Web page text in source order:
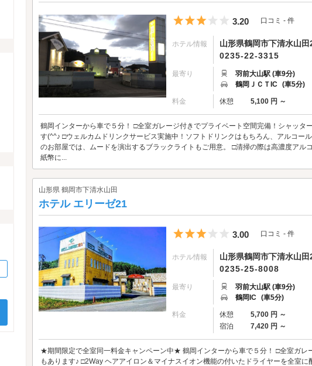
5つ星のうち3
3.20 口コミ - 件
ホテル情報
山形県鶴岡市下清水山
0235-22-3315
最寄り
羽前大山駅 (車9分)
鶴岡ＪＣＴIC (車5分)
料金 休憩 5,100 円 ～
鶴岡インターから車で５分！ □全室ガレージ付きでプライベート空間完備！シャッタ
す(^^♪ □ウェルカムドリンクサービス実施中！ソフトドリンクはもちろん、アルコー
のお部屋では、ムードを演出するブラックライトもご用意。 □清掃の際は高濃度アル
紙幣に...
山形県 鶴岡市下清水山田
ホテル エリーゼ21
5つ星のうち3
3.00 口コミ - 件
ホテル情報
山形県鶴岡市下清水山田
0235-25-8008
最寄り
羽前大山駅 (車9分)
鶴岡IC (車5分)
料金 休憩
5,700 円 ～
宿泊
7,420 円 ～
★期間限定で全室同一料金キャンペーン中★ 鶴岡インターから車で５分！ □全室ガレ
もあります♪ □2Way ヘアアイロン＆マイナスイオン機能の付いたドライヤーを全室